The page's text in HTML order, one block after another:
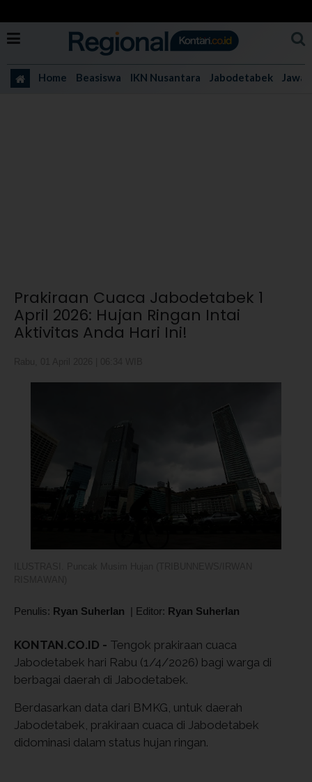
Home Beasiswa IKN Nusantara Jabodetabek Jawa
Prakiraan Cuaca Jabodetabek 1
April 2026: Hujan Ringan Intai
Aktivitas Anda Hari Ini!
Penulis: Ryan Suherlan | Editor: Ryan Suherlan
KONTAN.CO.ID - Tengok prakiraan cuaca
Jabodetabek hari Rabu (1/4/2026) bagi warga di
berbagai daerah di Jabodetabek.
Berdasarkan data dari BMKG, untuk daerah
Jabodetabek, prakiraan cuaca di Jabodetabek
didominasi dalam status hujan ringan.